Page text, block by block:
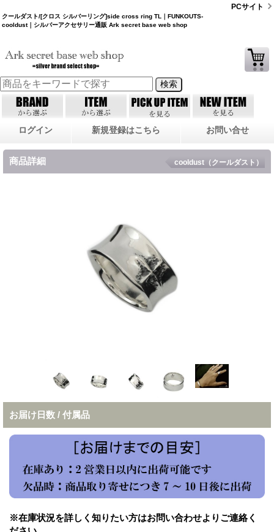
クールダスト/[クロス シルバーリング]side cross ring TL｜FUNKOUTS-
cooldust｜シルバーアクセサリー通販 Ark secret base web shop
PCサイト
ログイン 新規登録はこちら お問い合せ
商品詳細 cooldust（クールダスト）
お届け日数 / 付属品
※在庫状況を詳しく知りたい方はお問い合わせよりご連絡く